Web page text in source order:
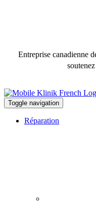
Entreprise canadienne
Toggle navigation
Réparation